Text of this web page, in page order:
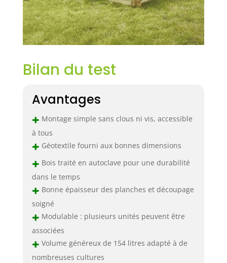
Bilan du test
Avantages
+ Montage simple sans clous ni vis, accessible
à tous
+ Géotextile fourni aux bonnes dimensions
+ Bois traité en autoclave pour une durabilité
dans le temps
+ Bonne épaisseur des planches et découpage
soigné
+ Modulable : plusieurs unités peuvent être
associées
+ Volume généreux de 154 litres adapté à de
nombreuses cultures